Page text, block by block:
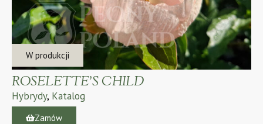
W produkcji
ROSELETTE’S CHILD
Hybrydy, Katalog
Zamów